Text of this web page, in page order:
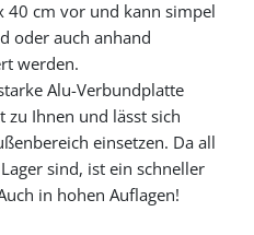
40 cm vor und kann simpel
oder auch anhand
werden.
Alu-Verbundplatte
Ihnen und lässt sich
einsetzen. Da all
sind, ist ein schneller
in hohen Auflagen!